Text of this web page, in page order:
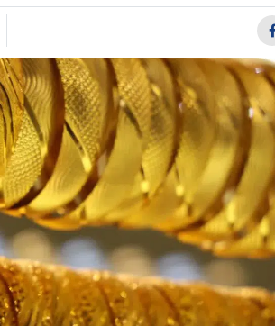
Bilecik
Bingöl
Bitlis
Bolu
Burdur
Bursa
Çanakkale
Çankırı